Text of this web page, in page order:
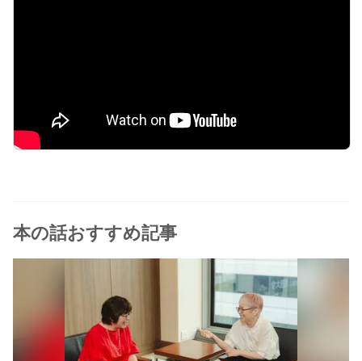
本の話おすすめ記事